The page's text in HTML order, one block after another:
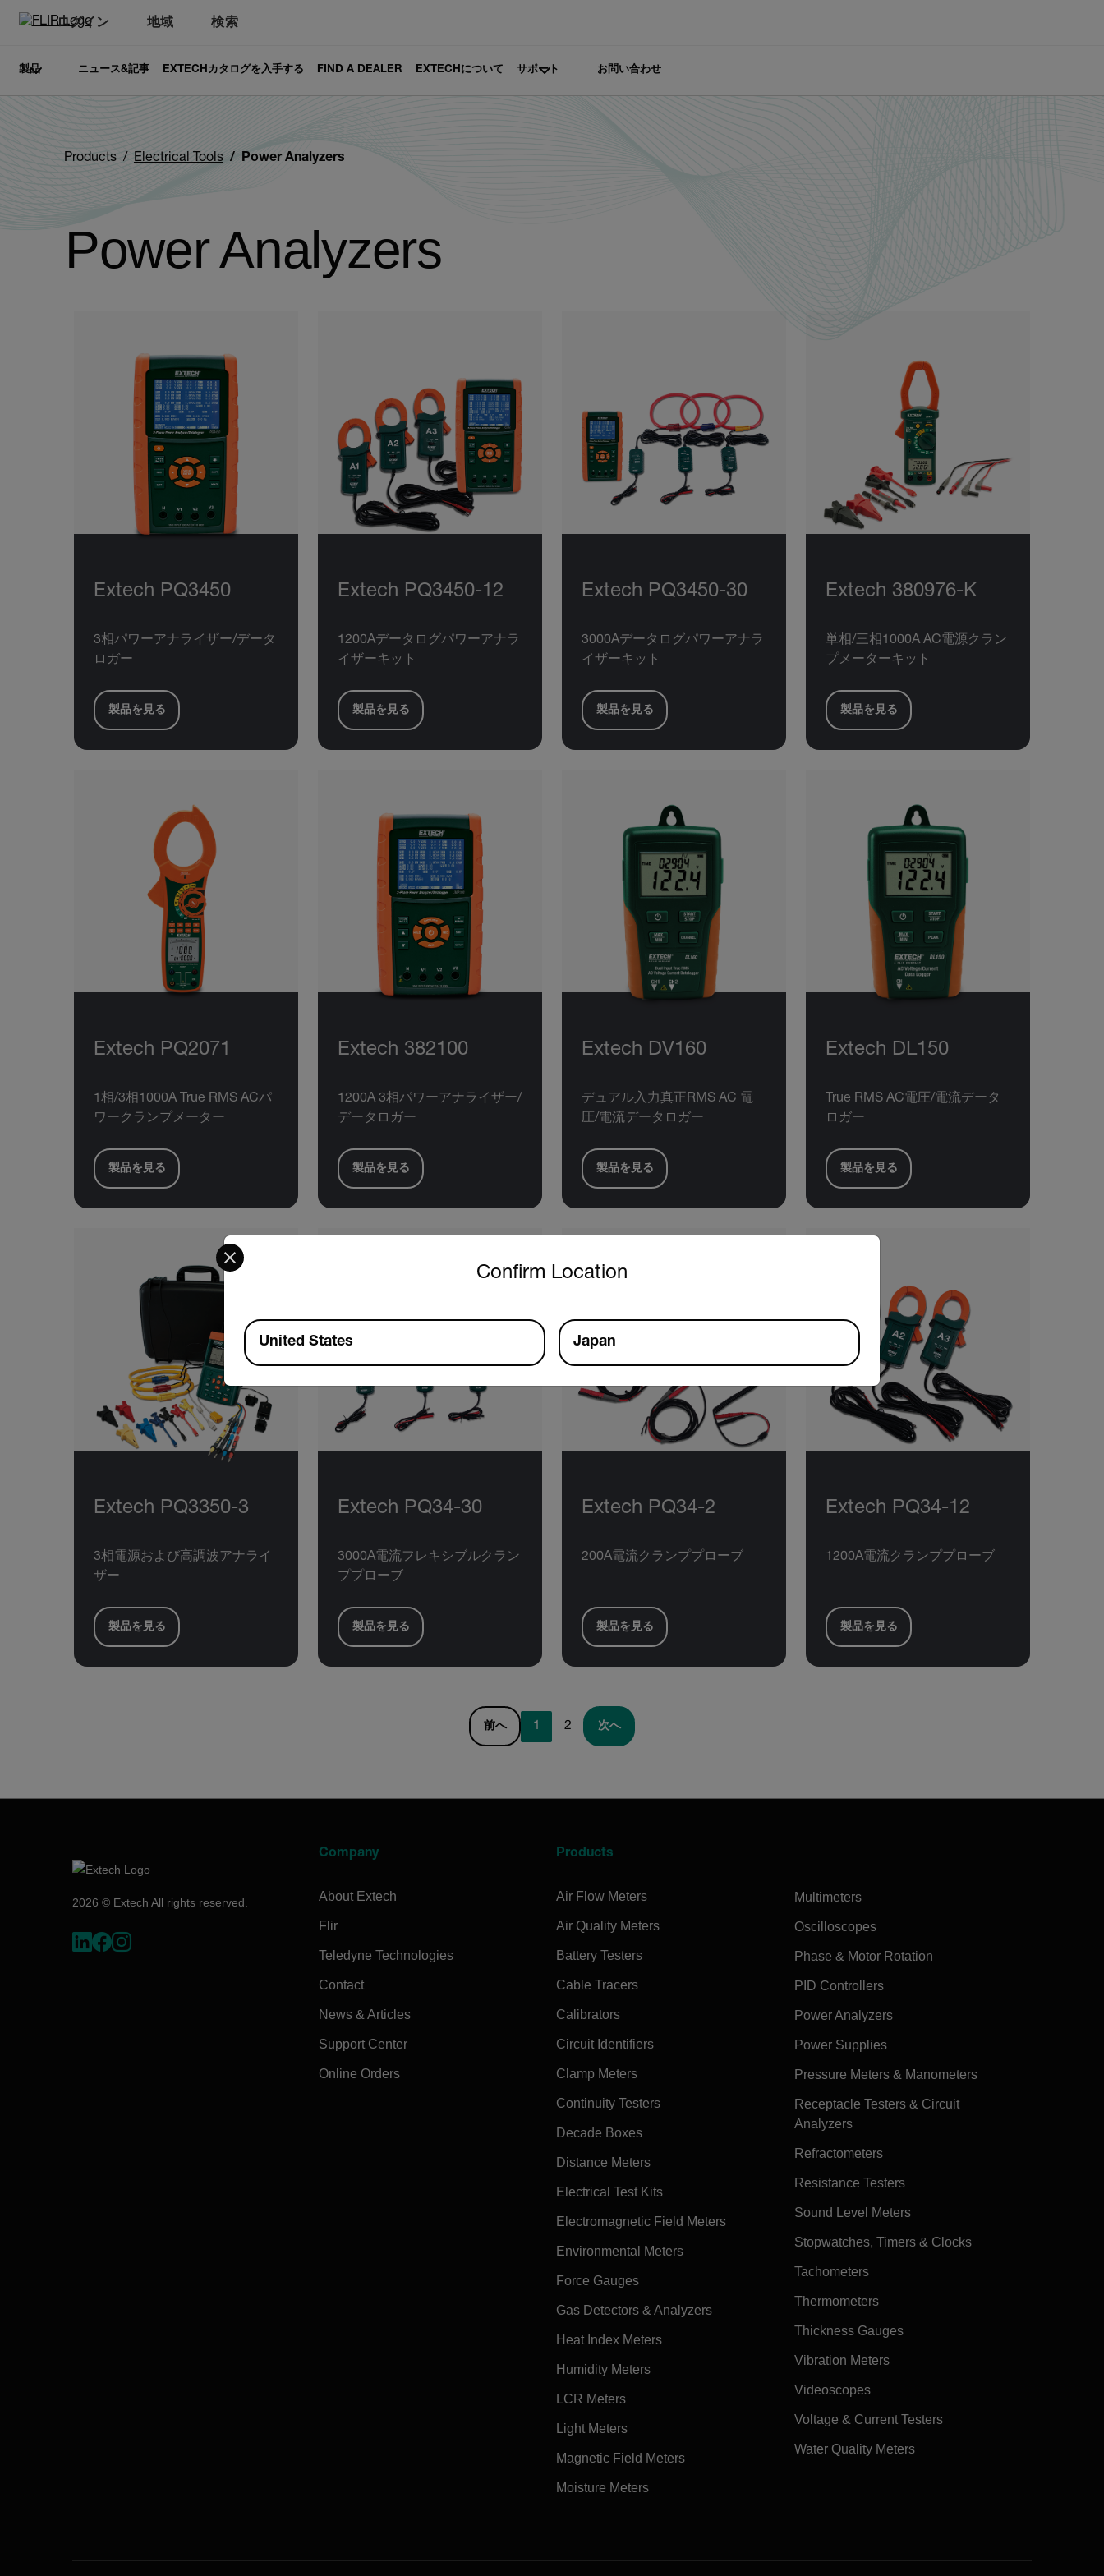
ログイン 地域 検索
製品 ニュース&記事 EXTECHカタログを入手する FIND A DEALER EXTECHについて サポート お問い合わせ
Products Electrical Tools Power Analyzers
Power Analyzers
Extech PQ3450
3相パワーアナライザー/データ
ロガー
製品を見る
Extech PQ3450-12
1200Aデータログパワーアナラ
イザーキット
製品を見る
Extech PQ3450-30
3000Aデータログパワーアナラ
イザーキット
製品を見る
Extech 380976-K
単相/三相1000A AC電源クラン
プメーターキット
製品を見る
Extech PQ2071
1相/3相1000A True RMS ACパ
ワークランプメーター
製品を見る
Extech 382100
1200A 3相パワーアナライザー/
データロガー
製品を見る
Extech DV160
デュアル入力真正RMS AC 電
圧/電流データロガー
製品を見る
Extech DL150
True RMS AC電圧/電流データ
ロガー
製品を見る
Extech PQ3350-3
3相電源および高調波アナライ
ザー
製品を見る
Extech PQ34-30
3000A電流フレキシブルクラン
ププローブ
製品を見る
Extech PQ34-2
200A電流クランププローブ
製品を見る
Extech PQ34-12
1200A電流クランププローブ
製品を見る
前へ 1 2 次へ
2026 © Extech All rights reserved.
Company
About Extech
Flir
Teledyne Technologies
Contact
News & Articles
Support Center
Online Orders
Products
Air Flow Meters
Air Quality Meters
Battery Testers
Cable Tracers
Calibrators
Circuit Identifiers
Clamp Meters
Continuity Testers
Decade Boxes
Distance Meters
Electrical Test Kits
Electromagnetic Field Meters
Environmental Meters
Force Gauges
Gas Detectors & Analyzers
Heat Index Meters
Humidity Meters
LCR Meters
Light Meters
Magnetic Field Meters
Moisture Meters
Multimeters
Oscilloscopes
Phase & Motor Rotation
PID Controllers
Power Analyzers
Power Supplies
Pressure Meters & Manometers
Receptacle Testers & Circuit
Analyzers
Refractometers
Resistance Testers
Sound Level Meters
Stopwatches, Timers & Clocks
Tachometers
Thermometers
Thickness Gauges
Vibration Meters
Videoscopes
Voltage & Current Testers
Water Quality Meters
Confirm Location
Select your preferred country and language from the options below to access the appropriate version of our website.
Available Locations
United States Japan